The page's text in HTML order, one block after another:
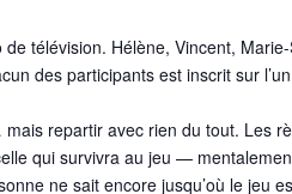
télévision. Hélène, Vincent,
des participants est inscrit sur
repartir avec rien du tout. Les
qui survivra au jeu —
ne sait encore jusqu’où le jeu